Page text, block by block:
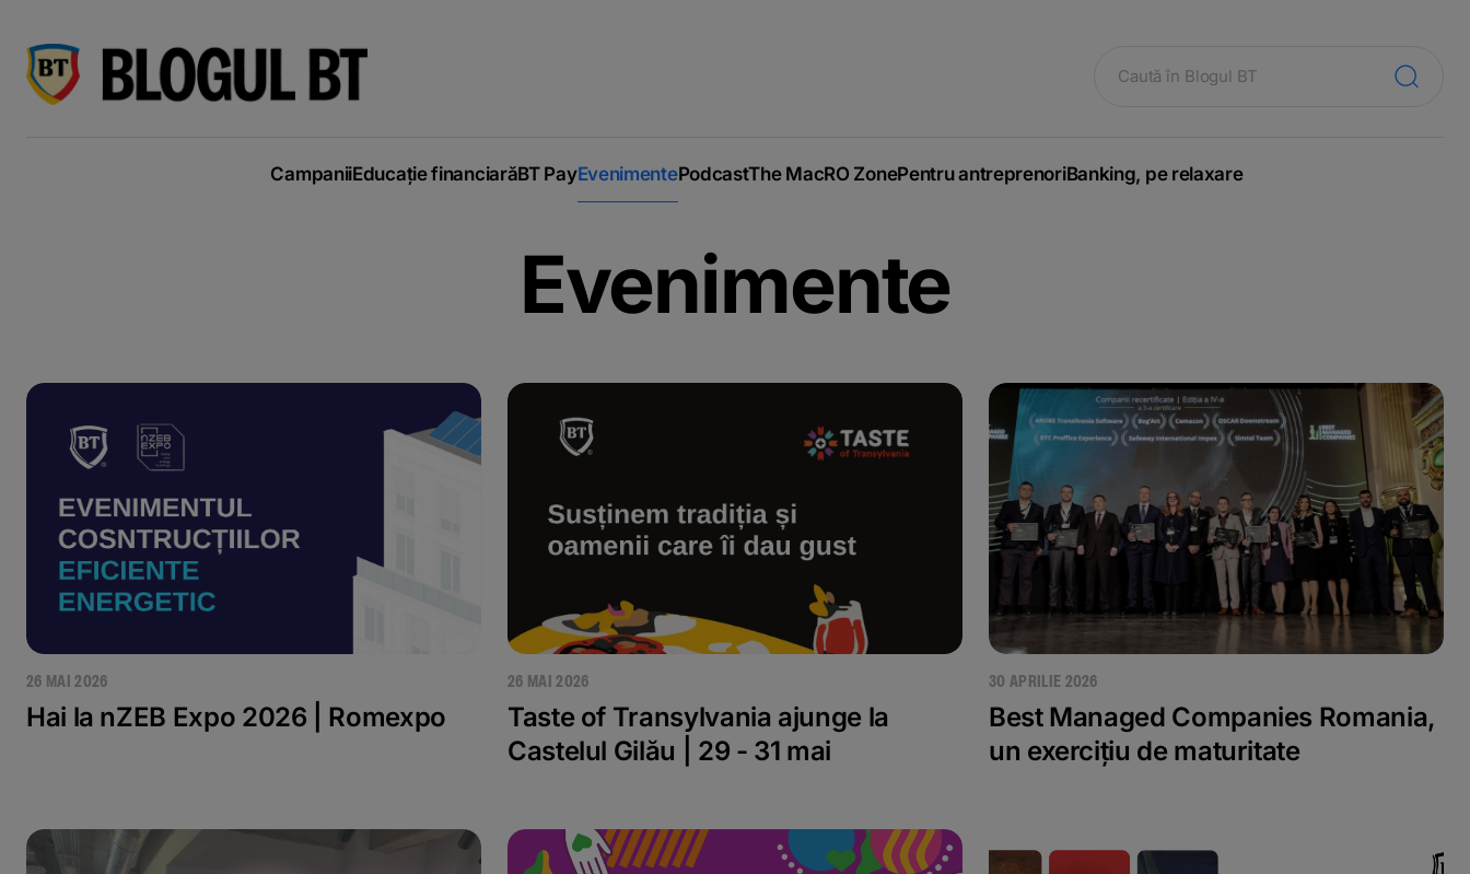
CampaniiEducație financiarăBT PayEvenimentePodcastThe MacRO ZonePentru antreprenoriBanking, pe relaxare
Evenimente
26 MAI 2026
Hai la nZEB Expo 2026 | Romexpo
26 MAI 2026
Taste of Transylvania ajunge la
Castelul Gilău | 29 - 31 mai
30 APRILIE 2026
Best Managed Companies Romania,
un exercițiu de maturitate